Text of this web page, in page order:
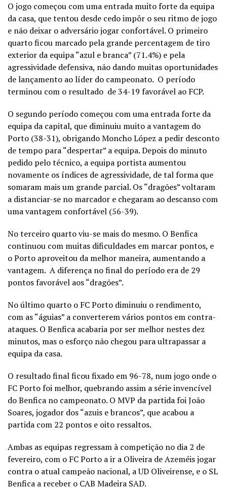
O jogo começou com uma entrada muito forte da equipa
da casa, que tentou desde cedo impôr o seu ritmo de jogo
e não deixar o adversário jogar confortável. O primeiro
quarto ficou marcado pela grande percentagem de tiro
exterior da equipa “azul e branca” (71.4%) e pela
agressividade defensiva, não dando muitas oportunidades
de lançamento ao líder do campeonato. O período
terminou com o resultado de 34-19 favorável ao FCP.
O segundo período começou com uma entrada forte da
equipa da capital, que diminuiu muito a vantagem do
Porto (38-31), obrigando Moncho López a pedir desconto
de tempo para “despertar” a equipa. Depois do minuto
pedido pelo técnico, a equipa portista aumentou
novamente os índices de agressividade, de tal forma que
somaram mais um grande parcial. Os “dragões” voltaram
a distanciar-se no marcador e chegaram ao descanso com
uma vantagem confortável (56-39).
No terceiro quarto viu-se mais do mesmo. O Benfica
continuou com muitas dificuldades em marcar pontos, e
o Porto aproveitou da melhor maneira, aumentando a
vantagem. A diferença no final do período era de 29
pontos favorável aos “dragões”.
No último quarto o FC Porto diminuiu o rendimento,
com as “águias” a converterem vários pontos em contra-
ataques. O Benfica acabaria por ser melhor nestes dez
minutos, mas o esforço não chegou para ultrapassar a
equipa da casa.
O resultado final ficou fixado em 96-78, num jogo onde o
FC Porto foi melhor, quebrando assim a série invencível
do Benfica no campeonato. O MVP da partida foi João
Soares, jogador dos “azuis e brancos”, que acabou a
partida com 22 pontos e oito ressaltos.
Ambas as equipas regressam à competição no dia 2 de
fevereiro, com o FC Porto a ir a Oliveira de Azeméis jogar
contra o atual campeão nacional, a UD Oliveirense, e o SL
Benfica a receber o CAB Madeira SAD.